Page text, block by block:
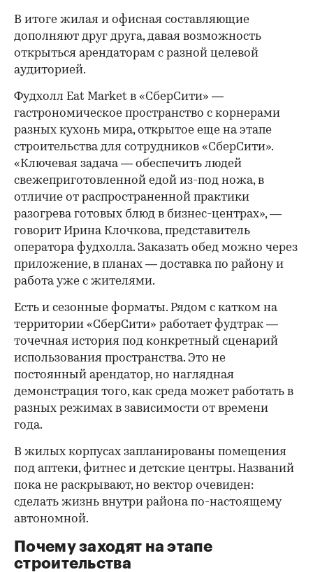
В итоге жилая и офисная составляющие
дополняют друг друга, давая возможность
открыться арендаторам с разной целевой
аудиторией.
Фудхолл Eat Market в «СберСити» —
гастрономическое пространство с корнерами
разных кухонь мира, открытое еще на этапе
строительства для сотрудников «СберСити».
«Ключевая задача — обеспечить людей
свежеприготовленной едой из-под ножа, в
отличие от распространенной практики
разогрева готовых блюд в бизнес-центрах», —
говорит Ирина Клочкова, представитель
оператора фудхолла. Заказать обед можно через
приложение, в планах — доставка по району и
работа уже с жителями.
Есть и сезонные форматы. Рядом с катком на
территории «СберСити» работает фудтрак —
точечная история под конкретный сценарий
использования пространства. Это не
постоянный арендатор, но наглядная
демонстрация того, как среда может работать в
разных режимах в зависимости от времени
года.
В жилых корпусах запланированы помещения
под аптеки, фитнес и детские центры. Названий
пока не раскрывают, но вектор очевиден:
сделать жизнь внутри района по-настоящему
автономной.
Почему заходят на этапе
строительства